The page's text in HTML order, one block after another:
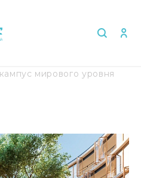
мирового уровня